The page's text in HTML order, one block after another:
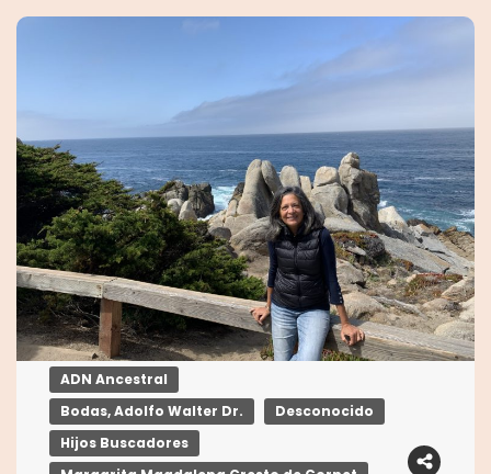
ADN Ancestral
Bodas, Adolfo Walter Dr.
Desconocido
Hijos Buscadores